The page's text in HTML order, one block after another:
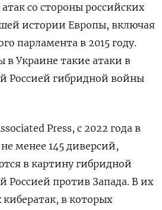
со стороны российских
истории Европы, включая
парламента в 2015 году.
в Украине такие атаки в
Россией гибридной войны
Press, с 2022 года в
менее 145 диверсий,
в картину гибридной
Россией против Запада. В их
в которых